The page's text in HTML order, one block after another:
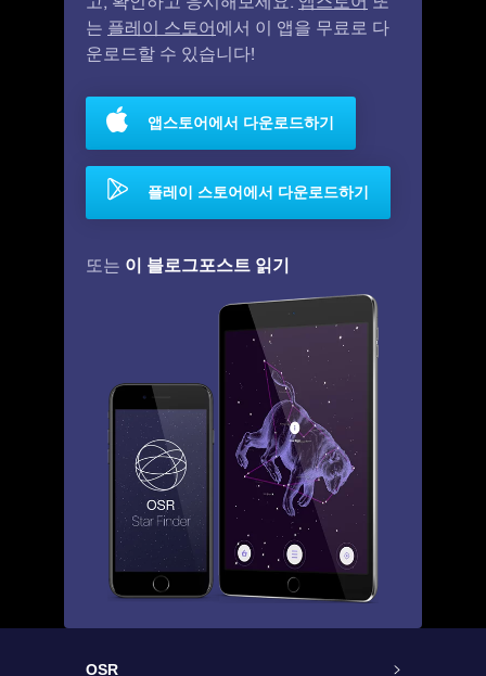
는 플레이 스토어에서 이 앱을 무료로 다
운로드할 수 있습니다!
앱스토어에서 다운로드하기
플레이 스토어에서 다운로드하기
또는 이 블로그포스트 읽기
OSR